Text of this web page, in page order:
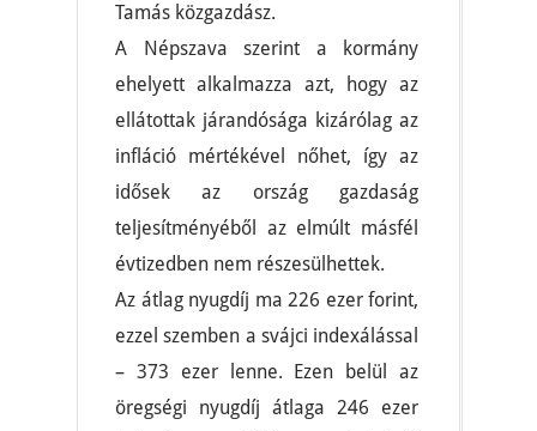
Tamás közgazdász.
A Népszava szerint a kormány
ehelyett alkalmazza azt, hogy az
ellátottak járandósága kizárólag az
infláció mértékével nőhet, így az
idősek az ország gazdaság
teljesítményéből az elmúlt másfél
évtizedben nem részesülhettek.
Az átlag nyugdíj ma 226 ezer forint,
ezzel szemben a svájci indexálással
– 373 ezer lenne. Ezen belül az
öregségi nyugdíj átlaga 246 ezer